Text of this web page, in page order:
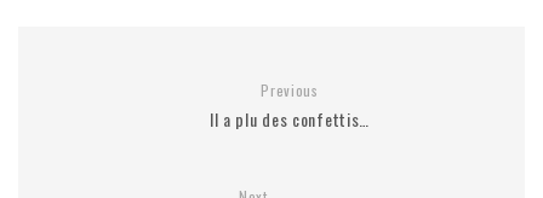
Previous
Il a plu des confettis…